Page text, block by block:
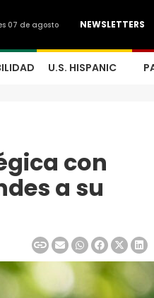
NEWSLETTERS
07 de agosto
U.S. HISPANIC
con
a su